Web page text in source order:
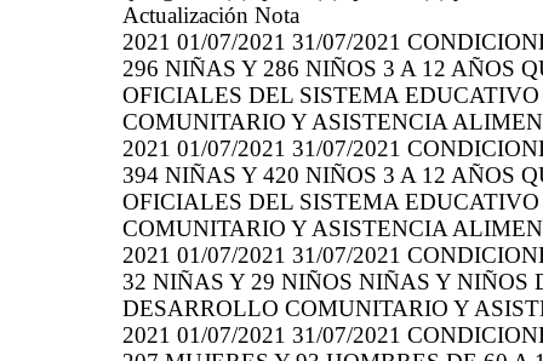
Actualización Nota
2021 01/07/2021 31/07/2021
296 NIÑAS Y 286 NIÑOS 3 A 12 AÑOS
OFICIALES DEL SISTEMA
COMUNITARIO Y ASISTENCIA
2021 01/07/2021 31/07/2021
394 NIÑAS Y 420 NIÑOS 3 A 12 AÑOS
OFICIALES DEL SISTEMA
COMUNITARIO Y ASISTENCIA
2021 01/07/2021 31/07/2021
32 NIÑAS Y 29 NIÑOS NIÑAS Y NIÑOS
DESARROLLO COMUNITARIO Y
2021 01/07/2021 31/07/2021